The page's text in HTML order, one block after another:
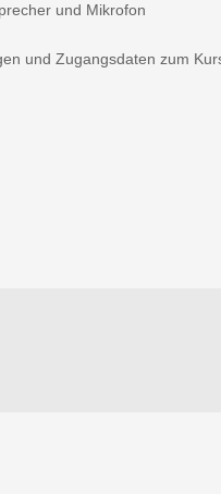
und Mikrofon
und Zugangsdaten zum